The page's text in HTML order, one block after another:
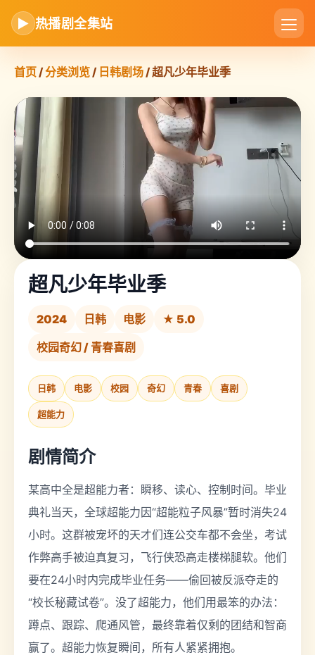
▶ 热播剧全集站
首页/分类浏览/ 日韩剧场/ 超凡少年毕业季
超凡少年毕业季
2024 日韩 电影
★ 5.0
校园奇幻 / 青春喜剧
日韩 电影 校园 奇幻 青春 喜剧
超能力
剧情简介
某高中全是超能力者：瞬移、读心、控制时间。毕业
典礼当天，全球超能力因“超能粒子风暴”暂时消失24
小时。这群被宠坏的天才们连公交车都不会坐，考试
作弊高手被迫真复习，飞行侠恐高走楼梯腿软。他们
要在24小时内完成毕业任务——偷回被反派夺走的
“校长秘藏试卷”。没了超能力，他们用最笨的办法：
蹲点、跟踪、爬通风管，最终靠着仅剩的团结和智商
赢了。超能力恢复瞬间，所有人紧紧拥抱。